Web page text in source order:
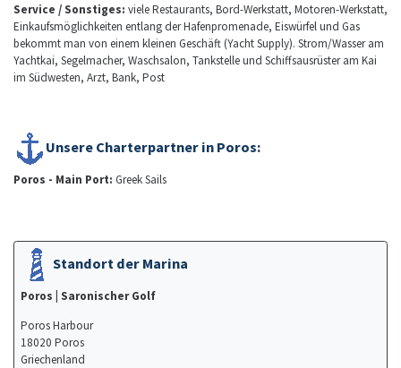
Service / Sonstiges: viele Restaurants, Bord-Werkstatt, Motoren-Werkstatt,
Einkaufsmöglichkeiten entlang der Hafenpromenade, Eiswürfel und Gas
bekommt man von einem kleinen Geschäft (Yacht Supply). Strom/Wasser am
Yachtkai, Segelmacher, Waschsalon, Tankstelle und Schiffsausrüster am Kai
im Südwesten, Arzt, Bank, Post
Unsere Charterpartner in Poros:
Poros - Main Port: Greek Sails
Standort der Marina
Poros | Saronischer Golf
Poros Harbour
18020 Poros
Griechenland